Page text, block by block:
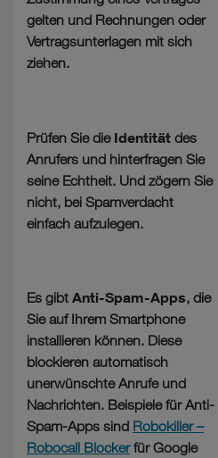
gelten und Rechnungen oder
Vertragsunterlagen mit sich
ziehen.
Prüfen Sie die Identität des
Anrufers und hinterfragen Sie
seine Echtheit. Und zögern Sie
nicht, bei Spamverdacht
einfach aufzulegen.
Es gibt Anti-Spam-Apps, die
Sie auf Ihrem Smartphone
installieren können. Diese
blockieren automatisch
unerwünschte Anrufe und
Nachrichten. Beispiele für Anti-
Spam-Apps sind Robokiller –
Robocall Blockerfür Google